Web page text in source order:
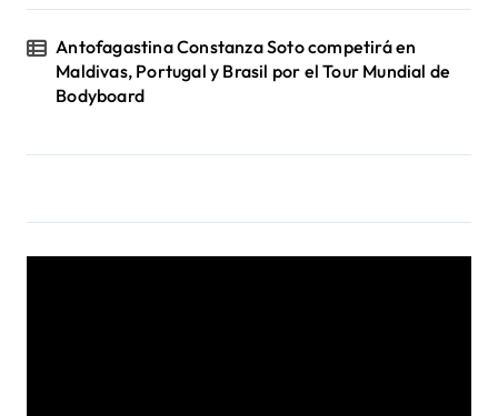
Antofagastina Constanza Soto competirá en
Maldivas, Portugal y Brasil por el Tour Mundial de
Bodyboard